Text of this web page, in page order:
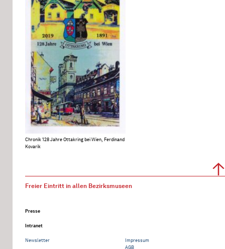
Chronik 128 Jahre Ottakring bei Wien, Ferdinand
Kovarik
Freier Eintritt in allen Bezirksmuseen
Presse
Intranet
Newsletter
Impressum
AGB